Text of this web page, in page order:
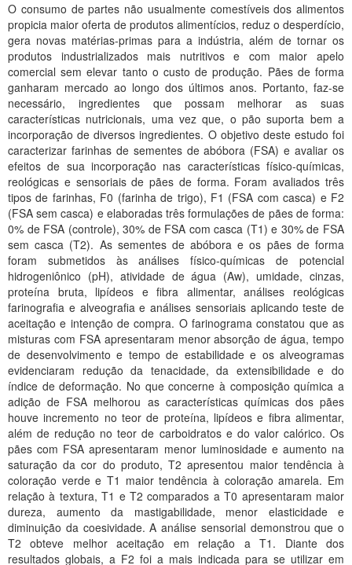
Controladoria-Geral da União
Ministério da Mulher, da Família e dos Direitos Humanos
Secretaria-Geral
Secretaria de Governo
Gabinete de Segurança Institucional
Advocacia-Geral da União
Banco Central do Brasil
Planalto
O consumo de partes não usualmente comestíveis dos alimentos
propicia maior oferta de produtos alimentícios, reduz o desperdício,
gera novas matérias-primas para a indústria, além de tornar os
produtos industrializados mais nutritivos e com maior apelo
comercial sem elevar tanto o custo de produção. Pães de forma
ganharam mercado ao longo dos últimos anos. Portanto, faz-se
necessário, ingredientes que possam melhorar as suas
características nutricionais, uma vez que, o pão suporta bem a
incorporação de diversos ingredientes. O objetivo deste estudo foi
caracterizar farinhas de sementes de abóbora (FSA) e avaliar os
efeitos de sua incorporação nas características físico-químicas,
reológicas e sensoriais de pães de forma. Foram avaliados três
tipos de farinhas, F0 (farinha de trigo), F1 (FSA com casca) e F2
(FSA sem casca) e elaboradas três formulações de pães de forma:
0% de FSA (controle), 30% de FSA com casca (T1) e 30% de FSA
sem casca (T2). As sementes de abóbora e os pães de forma
foram submetidos às análises físico-químicas de potencial
hidrogeniônico (pH), atividade de água (Aw), umidade, cinzas,
proteína bruta, lipídeos e fibra alimentar, análises reológicas
farinografia e alveografia e análises sensoriais aplicando teste de
aceitação e intenção de compra. O farinograma constatou que as
misturas com FSA apresentaram menor absorção de água, tempo
de desenvolvimento e tempo de estabilidade e os alveogramas
evidenciaram redução da tenacidade, da extensibilidade e do
índice de deformação. No que concerne à composição química a
adição de FSA melhorou as características químicas dos pães
houve incremento no teor de proteína, lipídeos e fibra alimentar,
além de redução no teor de carboidratos e do valor calórico. Os
pães com FSA apresentaram menor luminosidade e aumento na
saturação da cor do produto, T2 apresentou maior tendência à
coloração verde e T1 maior tendência à coloração amarela. Em
relação à textura, T1 e T2 comparados a T0 apresentaram maior
dureza, aumento da mastigabilidade, menor elasticidade e
diminuição da coesividade. A análise sensorial demonstrou que o
T2 obteve melhor aceitação em relação a T1. Diante dos
resultados globais, a F2 foi a mais indicada para se utilizar em